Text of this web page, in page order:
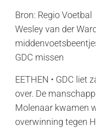
Bron: Regio Voetbal
Wesley van der
GDC missen
EETHEN • GDC liet
over. De
Molenaar kwamen
overwinning tegen